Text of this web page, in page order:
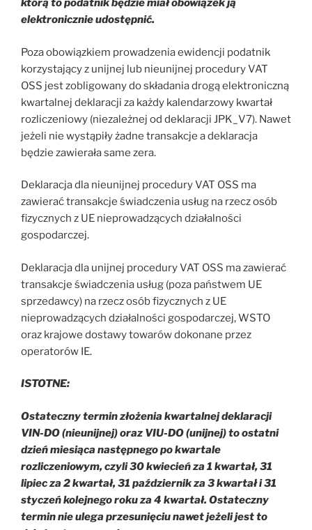
którą to podatnik będzie miał obowiązek ją
elektronicznie udostępnić.
Poza obowiązkiem prowadzenia ewidencji podatnik
korzystający z unijnej lub nieunijnej procedury VAT
OSS jest zobligowany do składania drogą elektroniczną
kwartalnej deklaracji za każdy kalendarzowy kwartał
rozliczeniowy (niezależnej od deklaracji JPK_V7). Nawet
jeżeli nie wystąpiły żadne transakcje a deklaracja
będzie zawierała same zera.
Deklaracja dla nieunijnej procedury VAT OSS ma
zawierać transakcje świadczenia usług na rzecz osób
fizycznych z UE nieprowadzących działalności
gospodarczej.
Deklaracja dla unijnej procedury VAT OSS ma zawierać
transakcje świadczenia usług (poza państwem UE
sprzedawcy) na rzecz osób fizycznych z UE
nieprowadzących działalności gospodarczej, WSTO
oraz krajowe dostawy towarów dokonane przez
operatorów IE.
ISTOTNE:
Ostateczny termin złożenia kwartalnej deklaracji
VIN-DO (nieunijnej) oraz VIU-DO (unijnej) to ostatni
dzień miesiąca następnego po kwartale
rozliczeniowym, czyli 30 kwiecień za 1 kwartał, 31
lipiec za 2 kwartał, 31 październik za 3 kwartał i 31
styczeń kolejnego roku za 4 kwartał. Ostateczny
termin nie ulega przesunięciu nawet jeżeli jest to